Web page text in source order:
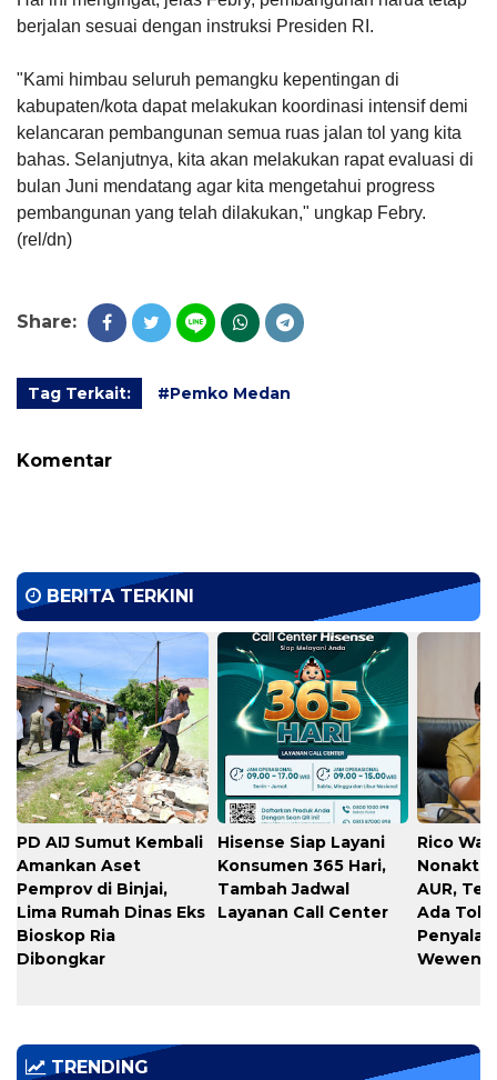
berjalan sesuai dengan instruksi Presiden RI.
"Kami himbau seluruh pemangku kepentingan di
kabupaten/kota dapat melakukan koordinasi intensif demi
kelancaran pembangunan semua ruas jalan tol yang kita
bahas. Selanjutnya, kita akan melakukan rapat evaluasi di
bulan Juni mendatang agar kita mengetahui progress
pembangunan yang telah dilakukan," ungkap Febry.
(rel/dn)
Share:
Tag Terkait: #Pemko Medan
Komentar
BERITA TERKINI
PD AIJ Sumut Kembali
Amankan Aset
Pemprov di Binjai,
Lima Rumah Dinas Eks
Bioskop Ria
Dibongkar
Hisense Siap Layani
Konsumen 365 Hari,
Tambah Jadwal
Layanan Call Center
Rico
AUR,
Ada
TRENDING